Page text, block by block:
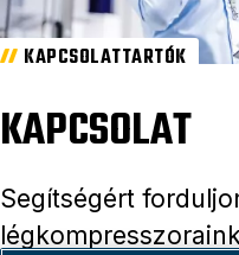
KAPCSOLATTARTÓK
KAPCSOLAT
Segítségért